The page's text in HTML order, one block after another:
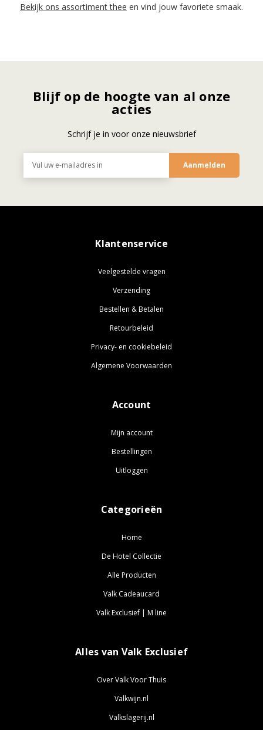
Bekijk ons assortiment thee en vind jouw favoriete smaak.
Blijf op de hoogte van al onze
acties
Schrijf je in voor onze nieuwsbrief
mailadres
Klantenservice
Veelgestelde vragen
Verzending
Bestellen & Betalen
Retourbeleid
Privacy- en cookiebeleid
Algemene Voorwaarden
Account
Mijn account
Bestellingen
Uitloggen
Categorieën
Home
De Hotel Collectie
Alle Producten
Valk Cadeaucard
Valk Exclusief | M line
Alles van Valk Exclusief
Over Valk Voor Thuis
Valkwijn.nl
Valkslagerij.nl